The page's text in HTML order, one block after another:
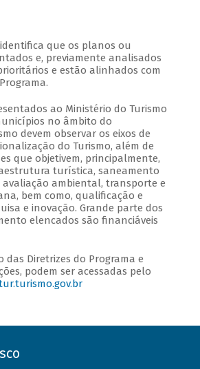
identifica que os planos ou
e, previamente analisados
e estão alinhados com
ao Ministério do Turismo
no âmbito do
devem observar os eixos de
do Turismo, além de
que objetivem, principalmente,
turística, saneamento
avaliação ambiental, transporte e
bem como, qualificação e
e inovação. Grande parte dos
elencados são financiáveis
Diretrizes do Programa e
podem ser acessadas pelo